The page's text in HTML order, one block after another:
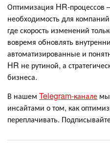
Оптимизация HR-процессов
необходимость для
где скорость изменений
вовремя обновлять
автоматизированные и
HR не рутиной, а
бизнеса.
В нашем Telegram-канале
инсайтами о том, как
переплачивать.